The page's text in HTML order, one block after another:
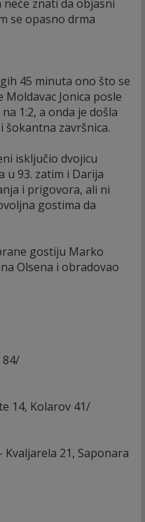
znati da objasni
se opasno drma
45 minuta ono što se
Jonica posle
1:2, a onda je došla
šokantna završnica.
isključio dvojicu
u 93. zatim i Darija
i prigovora, ali ni
gostima da
gostiju Marko
Olsena i obradovao
84/
14, Kolarov 41/
21, Saponara